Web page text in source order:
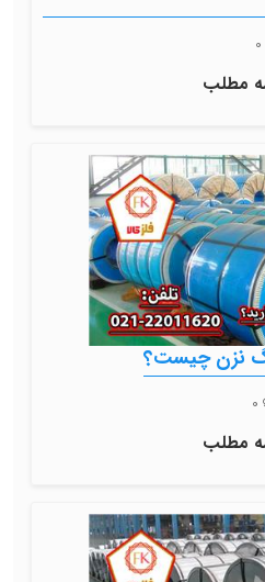
مطلب
نزن چیست؟
مطلب